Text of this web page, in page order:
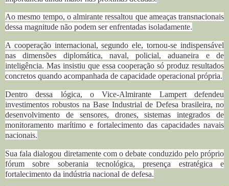
Ao mesmo tempo, o almirante ressaltou que ameaças transnacionais
dessa magnitude não podem ser enfrentadas isoladamente.
A cooperação internacional, segundo ele, tornou-se indispensável
nas dimensões diplomática, naval, policial, aduaneira e de
inteligência. Mas insistiu que essa cooperação só produz resultados
concretos quando acompanhada de capacidade operacional própria.
Dentro dessa lógica, oVice-Almirante Lampert defendeu
investimentos robustos na Base Industrial de Defesa brasileira, no
desenvolvimento de sensores, drones, sistemas integrados de
monitoramento marítimo e fortalecimento das capacidades navais
nacionais.
Sua fala dialogou diretamente com o debate conduzido pelo próprio
fórum sobre soberania tecnológica, presença estratégica e
fortalecimento da indústria nacional de defesa.